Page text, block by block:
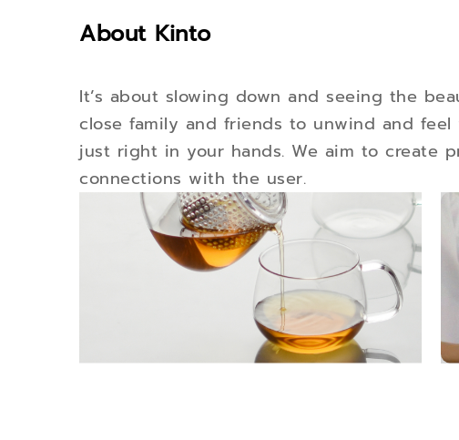
About Kinto
It’s about slowing down and seeing the
close family and friends to unwind and
just right in your hands. We aim to create
connections with the user.